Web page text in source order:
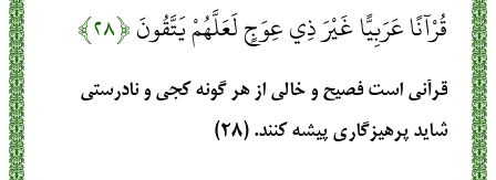
قُرْآنًا عَرَبِيًّا غَيْرَ ذِي عِوَجٍ لَعَلَّهُمْ يَتَّقُونَ﴿۲۸﴾
قرآني است فصيح و خالي از هر گونه كجي و نادرستي
شايد پرهيزگاري پيشه كنند. (۲۸)